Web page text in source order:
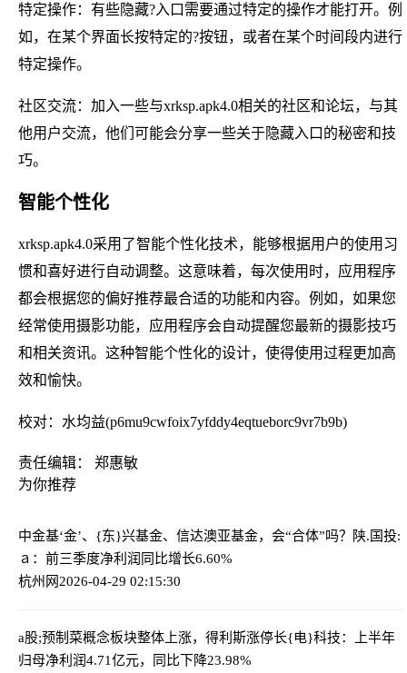
特定操作：有些隐藏?入口需要通过特定的操作才能打开。例
如，在某个界面长按特定的?按钮，或者在某个时间段内进行
特定操作。
社区交流：加入一些与xrksp.apk4.0相关的社区和论坛，与其
他用户交流，他们可能会分享一些关于隐藏入口的秘密和技
巧。
智能个性化
xrksp.apk4.0采用了智能个性化技术，能够根据用户的使用习
惯和喜好进行自动调整。这意味着，每次使用时，应用程序
都会根据您的偏好推荐最合适的功能和内容。例如，如果您
经常使用摄影功能，应用程序会自动提醒您最新的摄影技巧
和相关资讯。这种智能个性化的设计，使得使用过程更加高
效和愉快。
校对：水均益(p6mu9cwfoix7yfddy4eqtueborc9vr7b9b)
责任编辑： 郑惠敏
为你推荐
中金基‘金’、{东}兴基金、信达澳亚基金，会“合体”吗？
陕.国投:
ａ：前三季度净利润同比增长6.60%
杭州网2026-04-29 02:15:30
a股;预制菜概念板块整体上涨，得利斯涨停长{电}科技：上半年
归母净利润4.71亿元，同比下降23.98%